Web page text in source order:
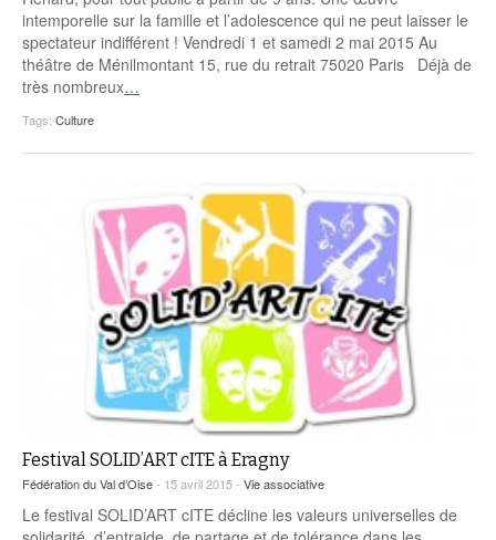
Malle pédagogique « Parcours d’exils
d’hier et d’aujourd’hui »
Espace bénévoles
Story play’r
La ligue 95 et Recyclivre
Education aux médias
Les veilleurs de l’info
Education verte
Formation Eco-délégué.es
Actualité Ecole
… Formations BAFD
Pour s’inscrire
Actualités loisirs
intemporelle sur la famille et l’adolescence qui ne peut laisser le
spectateur indifférent ! Vendredi 1 et samedi 2 mai 2015 Au
théâtre de Ménilmontant 15, rue du retrait 75020 Paris Déjà de
très nombreux…
Tags: Culture
Festival SOLID’ART cITE à Eragny
Fédération du Val d’Oise- 15 avril 2015 - Vie associative
Le festival SOLID’ART cITE décline les valeurs universelles de